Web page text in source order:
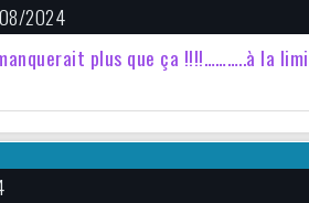
2024
plus que ça !!!!………..à la